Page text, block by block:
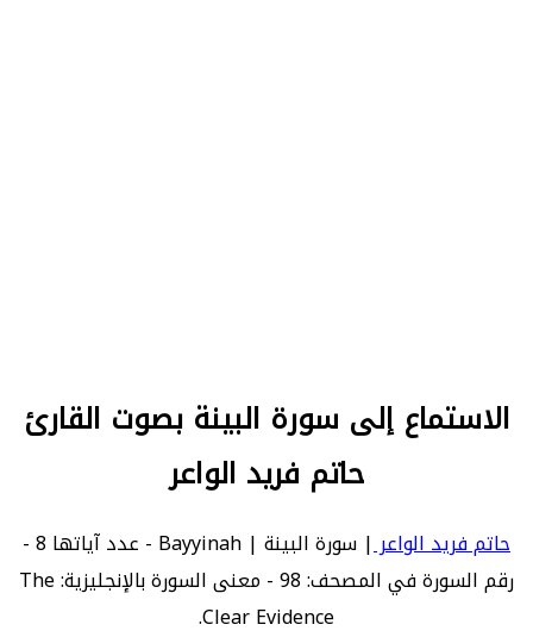
الاستماع إلى سورة البينة بصوت القارئ
حاتم فريد الواعر
حاتم فريد الواعر
| سورة البينة | Bayyinah - عدد آياتها 8 -
رقم السورة في المصحف: 98 - معنى السورة بالإنجليزية: The
Clear Evidence.